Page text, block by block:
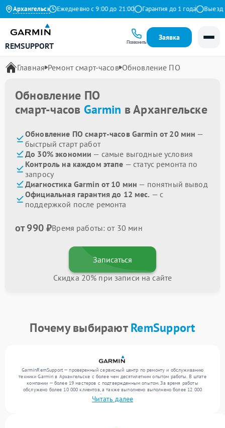
Архангельск
4.9 на Яндекс Ежедневно с 9:00 до 21:00 Гарантия до 1 года Выезд
REMSUPPORT Позвонить
Заявка
Главная Ремонт смарт-часов Обновление ПО
Обновление ПО
смарт-часов Garmin в Архангельске
Обновление ПО смарт-часов Garmin от 20 мин —
быстрый старт работ
До 30% экономии — самые выгодные условия
Контроль на каждом этапе — статус ремонта по
запросу
Диагностика Garmin от 10 мин — понятный вывод
Официальная гарантия до 12 мес. — с
поддержкой после ремонта
от 990 ₽Время работы: от 30 мин
Записаться
Скидка 20% при записи на сайте
Почему выбираютRemSupport
GarminRemSupport — проверенный сервисный центр по ремонту и обслуживанию
техники Garmin в Архангельске с более чем десятилетним опытом работы. В штате
компании — более 19 мастеров с подтвержденным опытом. За время работы
обслужено более 10 000 клиентов, а также выполнено выполнено более 12 000
ремонтов. Ежемесячно в сервисный центр поступает свыше 300 единиц техники,
включая , , . Мы работаем с широким спектром неисправностей и предлагаем
Читать далее